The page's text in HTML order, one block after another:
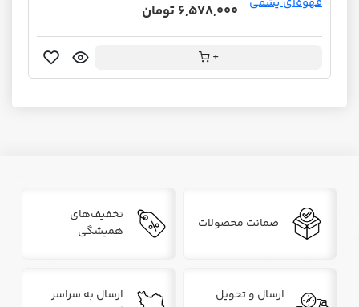
6,578,000 تومان
+
ضمانت محصولات
تخفیف‌های
همیشگی
ارسال و تحویل
ارسال به سراسر